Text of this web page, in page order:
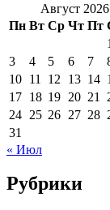
Август 2026
Пн Вт Ср Чт Пт
1
3
4 5 6 7
10 11 12 13 14
17 18 19 20 21
24 25 26 27 28
31
« Июл
Рубрики